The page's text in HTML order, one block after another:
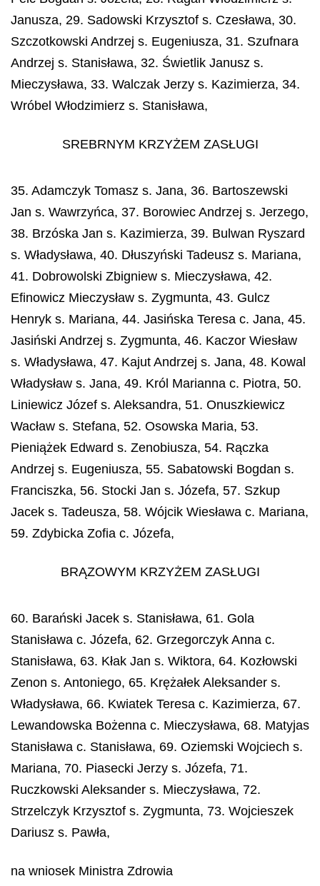
Janusza, 29. Sadowski Krzysztof s. Czesława, 30.
Szczotkowski Andrzej s. Eugeniusza, 31. Szufnara
Andrzej s. Stanisława, 32. Świetlik Janusz s.
Mieczysława, 33. Walczak Jerzy s. Kazimierza, 34.
Wróbel Włodzimierz s. Stanisława,
SREBRNYM KRZYŻEM ZASŁUGI
35. Adamczyk Tomasz s. Jana, 36. Bartoszewski
Jan s. Wawrzyńca, 37. Borowiec Andrzej s. Jerzego,
38. Brzóska Jan s. Kazimierza, 39. Bulwan Ryszard
s. Władysława, 40. Dłuszyński Tadeusz s. Mariana,
41. Dobrowolski Zbigniew s. Mieczysława, 42.
Efinowicz Mieczysław s. Zygmunta, 43. Gulcz
Henryk s. Mariana, 44. Jasińska Teresa c. Jana, 45.
Jasiński Andrzej s. Zygmunta, 46. Kaczor Wiesław
s. Władysława, 47. Kajut Andrzej s. Jana, 48. Kowal
Władysław s. Jana, 49. Król Marianna c. Piotra, 50.
Liniewicz Józef s. Aleksandra, 51. Onuszkiewicz
Wacław s. Stefana, 52. Osowska Maria, 53.
Pieniążek Edward s. Zenobiusza, 54. Rączka
Andrzej s. Eugeniusza, 55. Sabatowski Bogdan s.
Franciszka, 56. Stocki Jan s. Józefa, 57. Szkup
Jacek s. Tadeusza, 58. Wójcik Wiesława c. Mariana,
59. Zdybicka Zofia c. Józefa,
BRĄZOWYM KRZYŻEM ZASŁUGI
60. Barański Jacek s. Stanisława, 61. Gola
Stanisława c. Józefa, 62. Grzegorczyk Anna c.
Stanisława, 63. Kłak Jan s. Wiktora, 64. Kozłowski
Zenon s. Antoniego, 65. Krężałek Aleksander s.
Władysława, 66. Kwiatek Teresa c. Kazimierza, 67.
Lewandowska Bożenna c. Mieczysława, 68. Matyjas
Stanisława c. Stanisława, 69. Oziemski Wojciech s.
Mariana, 70. Piasecki Jerzy s. Józefa, 71.
Ruczkowski Aleksander s. Mieczysława, 72.
Strzelczyk Krzysztof s. Zygmunta, 73. Wojcieszek
Dariusz s. Pawła,
na wniosek Ministra Zdrowia